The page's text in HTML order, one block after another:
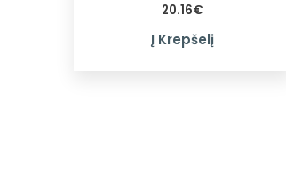
20.16€
Į Krepšelį